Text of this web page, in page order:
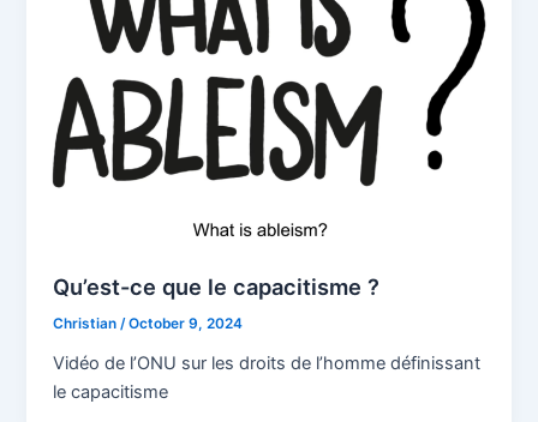
Qu’est-ce que le capacitisme ?
Christian/October 9, 2024
Vidéo de l’ONU sur les droits de l’homme définissant
le capacitisme